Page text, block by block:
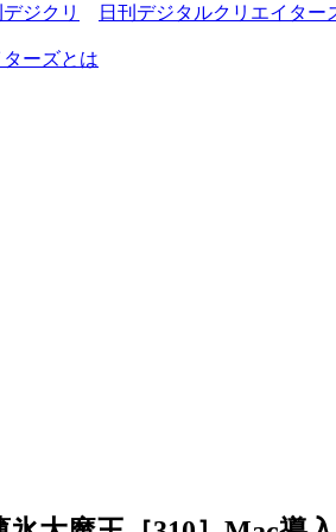
日刊デジタルクリエイター
ーズとは